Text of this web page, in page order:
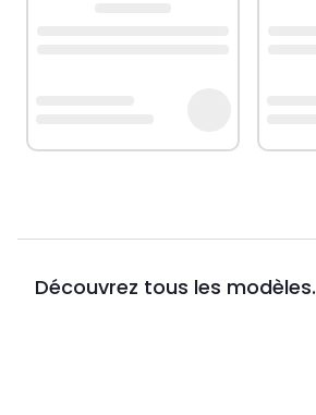
Découvrez tous les modèles.